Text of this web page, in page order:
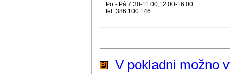
Po - Pá 7:30-11:00,12:00-16:00
tel. 386 100 146
V pokladni možno